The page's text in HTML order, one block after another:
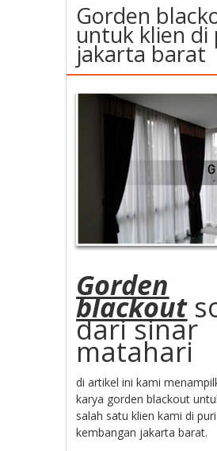
Gorden
untuk klien di
jakarta barat
Gorden
blackout
dari sinar
matahari
di artikel ini kami
karya gorden blackout
salah satu klien kami di puri
kembangan jakarta barat.